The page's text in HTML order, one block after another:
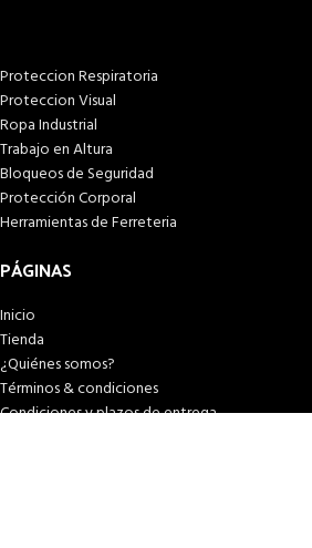
Proteccion Respiratoria
Proteccion Visual
Ropa Industrial
Trabajo en Altura
Bloqueos de Seguridad
Protección Corporal
Herramientas de Ferreteria
PÁGINAS
Inicio
Tienda
¿Quiénes somos?
Términos & condiciones
Condiciones y plazos de entrega